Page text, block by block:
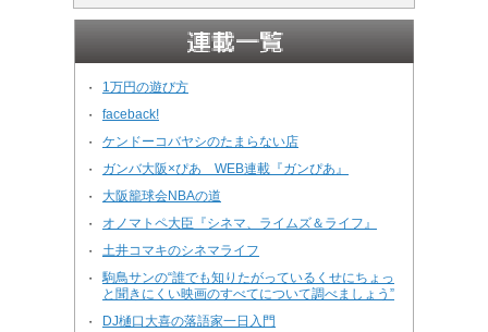
・
1万円の遊び方
・
faceback!
・
ケンドーコバヤシのたまらない店
・
ガンバ大阪×ぴあ WEB連載『ガンぴあ』
・
大阪籠球会NBAの道
・
オノマトペ大臣『シネマ、ライムズ＆ライフ』
・
土井コマキのシネマライフ
・
駒鳥サンの“誰でも知りたがっているくせにちょっ
と聞きにくい映画のすべてについて調べましょう”
・
DJ樋口大喜の落語家一日入門